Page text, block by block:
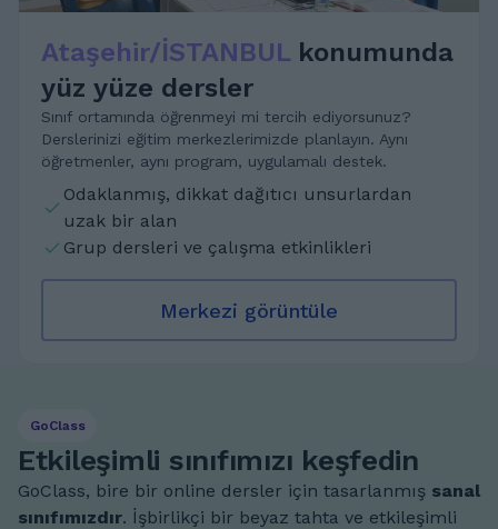
Ataşehir/İSTANBUL konumunda
yüz yüze dersler
Sınıf ortamında öğrenmeyi mi tercih ediyorsunuz?
Derslerinizi eğitim merkezlerimizde planlayın. Aynı
öğretmenler, aynı program, uygulamalı destek.
Odaklanmış, dikkat dağıtıcı unsurlardan
uzak bir alan
Grup dersleri ve çalışma etkinlikleri
Merkezi görüntüle
GoClass
Etkileşimli sınıfımızı keşfedin
GoClass, bire bir online dersler için tasarlanmış sanal
sınıfımızdır. İşbirlikçi bir beyaz tahta ve etkileşimli